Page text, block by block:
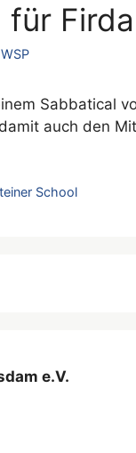
für
WSP
Sabbatical
auch den
School
e.V.